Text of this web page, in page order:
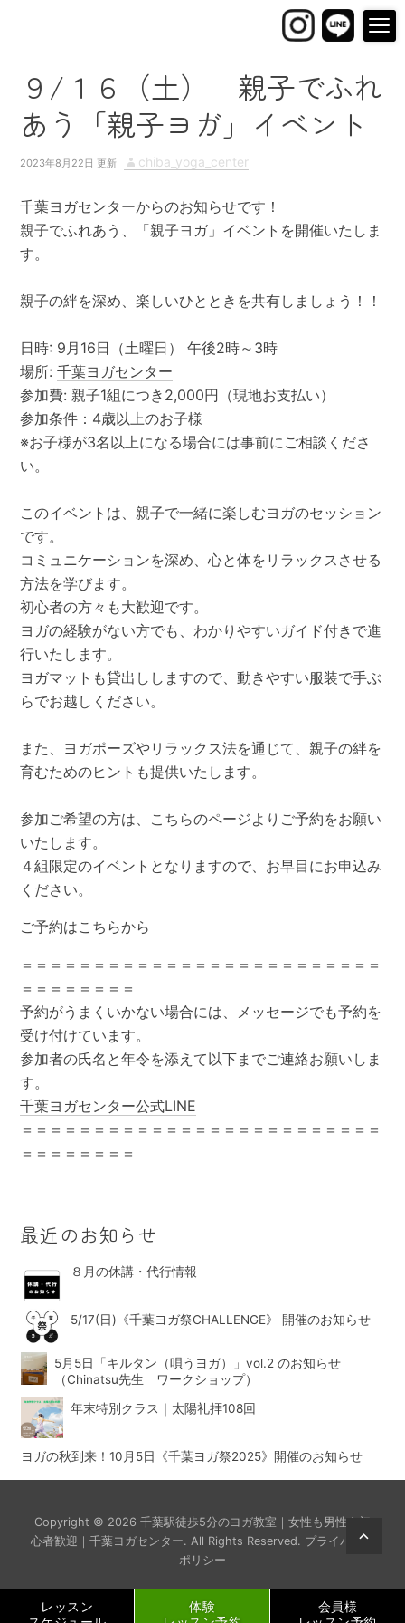
９/１６（土） 親子でふれ
あう「親子ヨガ」イベント
P
s
t
e
o
n
2023年8月22日
A
t
chiba_yoga_center
千葉ヨガセンターからのお知らせです！
親子でふれあう、「親子ヨガ」イベントを開催いたしま
す。
親子の絆を深め、楽しいひとときを共有しましょう！！
日時: 9月16日（土曜日） 午後2時～3時
場所:千葉ヨガセンター
参加費: 親子1組につき2,000円（現地お支払い）
参加条件：4歳以上のお子様
※お子様が3名以上になる場合には事前にご相談くださ
い。
このイベントは、親子で一緒に楽しむヨガのセッション
です。
コミュニケーションを深め、心と体をリラックスさせる
方法を学びます。
初心者の方々も大歓迎です。
ヨガの経験がない方でも、わかりやすいガイド付きで進
行いたします。
ヨガマットも貸出ししますので、動きやすい服装で手ぶ
らでお越しください。
また、ヨガポーズやリラックス法を通じて、親子の絆を
育むためのヒントも提供いたします。
参加ご希望の方は、こちらのページよりご予約をお願い
いたします。
４組限定のイベントとなりますので、お早目にお申込み
ください。
ご予約はこちらから
＝＝＝＝＝＝＝＝＝＝＝＝＝＝＝＝＝＝＝＝＝＝＝＝＝
＝＝＝＝＝＝＝＝
予約がうまくいかない場合には、メッセージでも予約を
受け付けています。
参加者の氏名と年令を添えて以下までご連絡お願いしま
す。
千葉ヨガセンター公式LINE
＝＝＝＝＝＝＝＝＝＝＝＝＝＝＝＝＝＝＝＝＝＝＝＝＝
＝＝＝＝＝＝＝＝
最近のお知らせ
８月の休講・代行情報
5/17(日)《千葉ヨガ祭CHALLENGE》 開催のお知らせ
5月5日「キルタン（唄うヨガ）」vol.2 のお知らせ
（Chinatsu先生 ワークショップ）
年末特別クラス｜太陽礼拝108回
ヨガの秋到来！10月5日《千葉ヨガ祭2025》開催のお知らせ
レッスン
体験
会員様
Copyright © 2026 千葉駅徒歩5分のヨガ教室｜女性も男性も初
心者歓迎｜千葉ヨガセンター. All Rights Reserved. プライバシー
ポリシー